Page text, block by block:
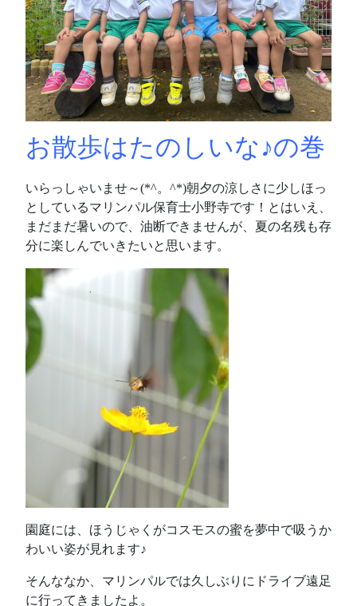
お散歩はたのしいな♪の巻
いらっしゃいませ～(*^。^*)朝夕の涼しさに少しほっ
としているマリンパル保育士小野寺です！とはいえ、
まだまだ暑いので、油断できませんが、夏の名残も存
分に楽しんでいきたいと思います。
園庭には、ほうじゃくがコスモスの蜜を夢中で吸うか
わいい姿が見れます♪
そんななか、マリンパルでは久しぶりにドライブ遠足
に行ってきましたよ。